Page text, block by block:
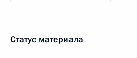
Статус материала